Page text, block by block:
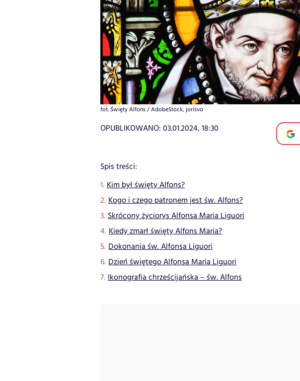
fot. Święty Alfons / AdobeStock, jorisvo
OPUBLIKOWANO: 03.01.2024, 18:30
Spis treści:
Kim był święty Alfons?
Kogo i czego patronem jest św. Alfons?
Skrócony życiorys Alfonsa Maria Liguori
Kiedy zmarł święty Alfons Maria?
Dokonania św. Alfonsa Liguori
Dzień świętego Alfonsa Maria Liguori
Ikonografia chrześcijańska – św. Alfons